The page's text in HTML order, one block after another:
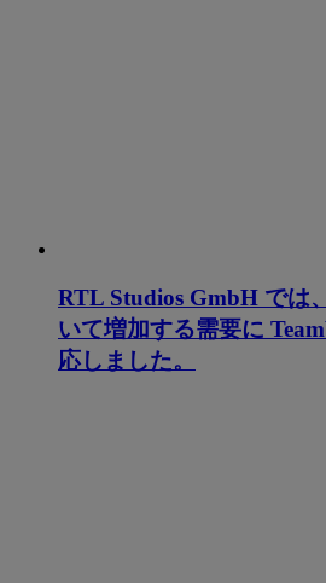
RTL Studios GmbH では
いて増加する需要に
応しました。